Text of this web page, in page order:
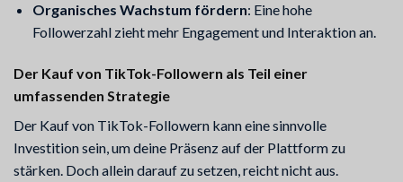
Organisches Wachstum fördern: Eine hohe
Followerzahl zieht mehr Engagement und Interaktion an.
Der Kauf von TikTok-Followern als Teil einer
umfassenden Strategie
Der Kauf von TikTok-Followern kann eine sinnvolle
Investition sein, um deine Präsenz auf der Plattform zu
stärken. Doch allein darauf zu setzen, reicht nicht aus.